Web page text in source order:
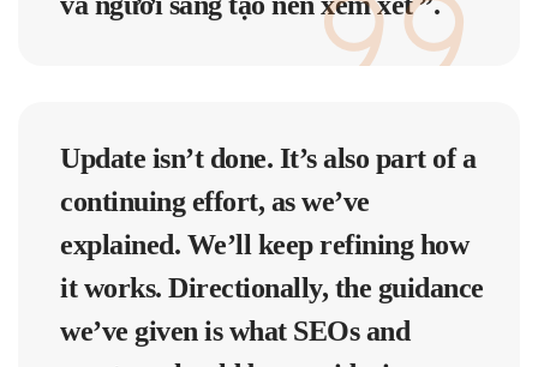
Update isn’t done. It’s also part of a
continuing effort, as we’ve
explained. We’ll keep refining how
it works. Directionally, the guidance
we’ve given is what SEOs and